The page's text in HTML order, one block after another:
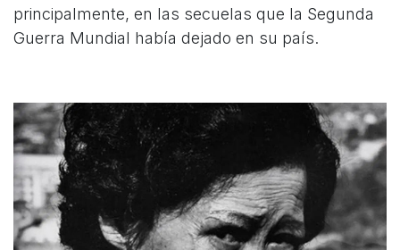
principalmente, en las secuelas que la Segunda
Guerra Mundial había dejado en su país.